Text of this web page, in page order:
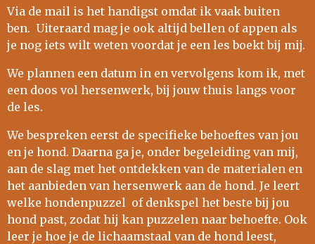
Via de mail is het handigst omdat ik vaak buiten
ben. Uiteraard mag je ook altijd bellen of appen als
je nog iets wilt weten voordat je een les boekt bij mij.
We plannen een datum in en vervolgens kom ik, met
een doos vol hersenwerk, bij jouw thuis langs voor
de les.
We bespreken eerst de specifieke behoeftes van jou
en je hond. Daarna ga je, onder begeleiding van mij,
aan de slag met het ontdekken van de materialen en
het aanbieden van hersenwerk aan de hond. Je leert
welke hondenpuzzel of denkspel het beste bij jou
hond past, zodat hij kan puzzelen naar behoefte. Ook
leer je hoe je de lichaamstaal van de hond leest,